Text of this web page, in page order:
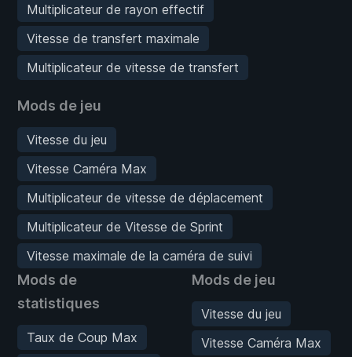
Multiplicateur de rayon effectif
Vitesse de transfert maximale
Multiplicateur de vitesse de transfert
Mods de jeu
Vitesse du jeu
Vitesse Caméra Max
Multiplicateur de vitesse de déplacement
Multiplicateur de Vitesse de Sprint
Vitesse maximale de la caméra de suivi
Mods de
statistiques
Taux de Coup Max
Mods de jeu
Vitesse du jeu
Vitesse Caméra Max